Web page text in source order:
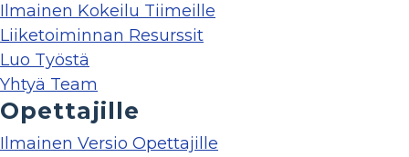
Ilmainen Kokeilu Tiimeille
Liiketoiminnan Resurssit
Luo Työstä
Yhtyä Team
Opettajille
Ilmainen Versio Opettajille